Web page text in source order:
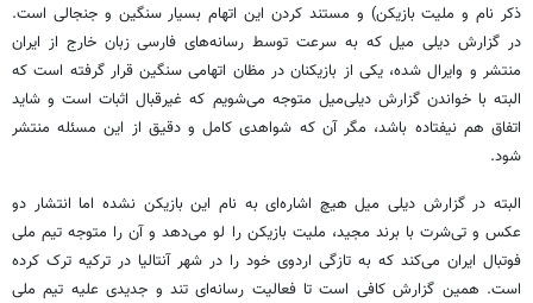
ذکر نام و ملیت بازیکن) و مستند کردن این اتهام بسیار سنگین و جنجالی است.
در گزارش دیلی میل که به سرعت توسط رسانه‌های فارسی زبان خارج از ایران
منتشر و وایرال شده، یکی از بازیکنان در مظان اتهامی سنگین قرار گرفته است که
البته با خواندن گزارش دیلی‌میل متوجه می‌شویم که غیرقبال اثبات است و شاید
اتفاق هم نیفتاده باشد، مگر آن که شواهدی کامل و دقیق از این مسئله منتشر
شود.
البته در گزارش دیلی میل هیچ اشاره‌ای به نام این بازیکن نشده اما انتشار دو
عکس و تی‌شرت با برند مجید، ملیت بازیکن را لو می‌دهد و آن را متوجه تیم ملی
فوتبال ایران می‌کند که به تازگی اردوی خود را در شهر آنتالیا در ترکیه ترک کرده
است. همین گزارش کافی است تا فعالیت رسانه‌ای تند و جدیدی علیه تیم ملی